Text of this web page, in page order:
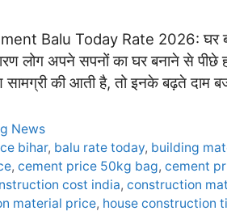
Balu Today Rate 2026: घर
लोग अपने सपनों का घर बनाने से
सामग्री की आती है, तो इनके बढ़ते दाम
News
bihar, balu rate today, building
, cement price 50kg bag, cement
cost india, construction
material price, house construction